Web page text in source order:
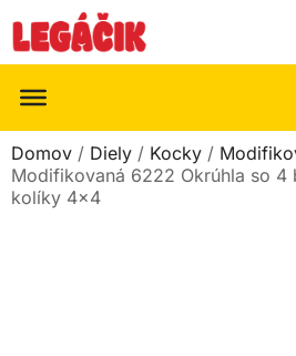
Domov / Diely / Kocky /
Modifikovaná 6222 Okrúhla so
kolíky 4×4